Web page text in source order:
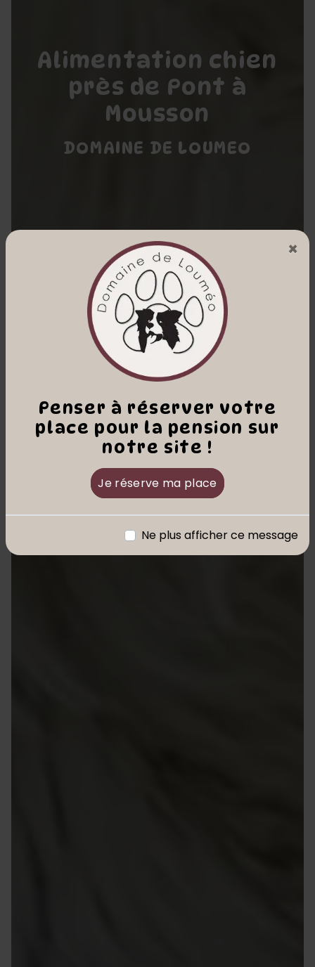
Penser à réserver votre
place pour la pension sur
notre site !
Je réserve ma place
×
Ne plus afficher ce message
Alimentation chien
près de Pont à
Mousson
DOMAINE DE LOUMEO